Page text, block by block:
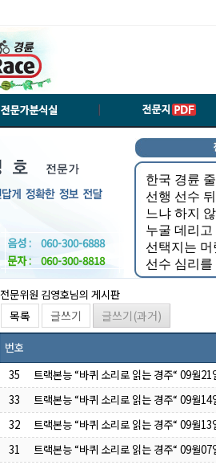
음성 :
060-300-6888
문자 :
060-300-8818
전문위원 김영호님의 게시판
목록 글쓰기 글쓰기(과거)
번호
35
트랙본능 “바퀴 소리로 읽는 경주“ 09월21
33
트랙본능 “바퀴 소리로 읽는 경주“ 09월14
32
트랙본능 “바퀴 소리로 읽는 경주“ 09월13
31
트랙본능 “바퀴 소리로 읽는 경주“ 09월07